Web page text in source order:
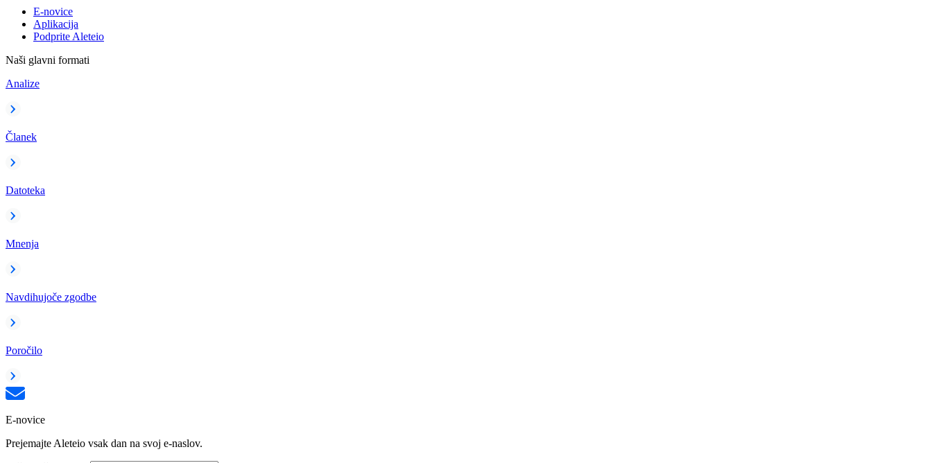
E-novice
Aplikacija
Podprite Aleteio
Naši glavni formati
Analize
Članek
Datoteka
Mnenja
Navdihujoče zgodbe
Poročilo
E-novice
Prejemajte Aleteio vsak dan na svoj e-naslov.